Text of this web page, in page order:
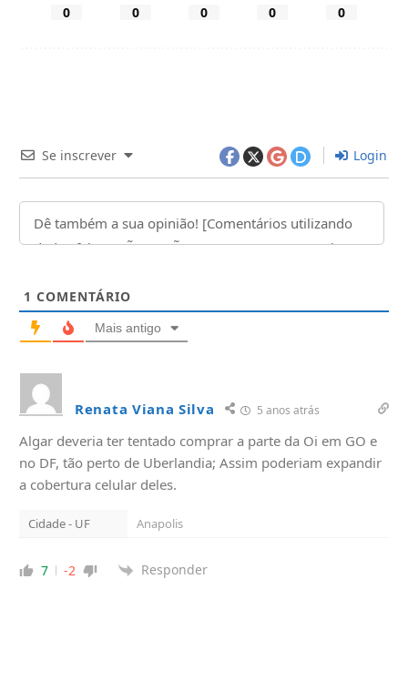
0 0 0 0 0
Se inscrever Login
1 COMENTÁRIO
Mais antigo
Renata Viana Silva 5 anos atrás
Algar deveria ter tentado comprar a parte da Oi em GO e
no DF, tão perto de Uberlandia; Assim poderiam expandir
a cobertura celular deles.
Cidade - UF Anapolis
7 -2 Responder